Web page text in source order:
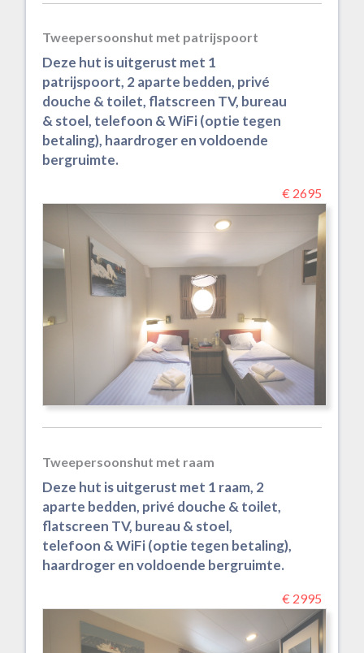
Tweepersoonshut met patrijspoort
Deze hut is uitgerust met 1
patrijspoort, 2 aparte bedden, privé
douche & toilet, flatscreen TV, bureau
& stoel, telefoon & WiFi (optie tegen
betaling), haardroger en voldoende
bergruimte.
€ 2695
Tweepersoonshut met raam
Deze hut is uitgerust met 1 raam, 2
aparte bedden, privé douche & toilet,
flatscreen TV, bureau & stoel,
telefoon & WiFi (optie tegen betaling),
haardroger en voldoende bergruimte.
€ 2995